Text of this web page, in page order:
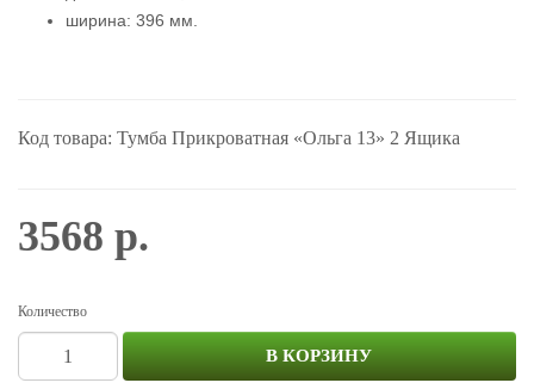
ширина: 396 мм.
Код товара: Тумба Прикроватная «Ольга 13» 2 Ящика
3568 р.
Количество
В КОРЗИНУ